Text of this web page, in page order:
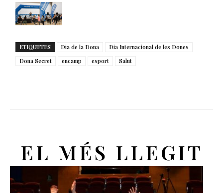
ETIQUETES Dia de la Dona
Dia Internacional de les Dones
Dona Secret
encamp esport Salut
EL MÉS LLEGIT